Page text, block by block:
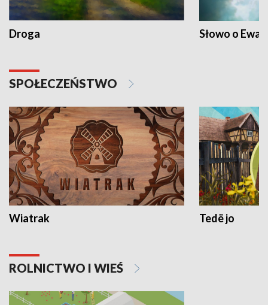
Droga Słowo o
SPOŁECZEŃSTWO
Wiatrak Tedë jo
ROLNICTWO I WIEŚ